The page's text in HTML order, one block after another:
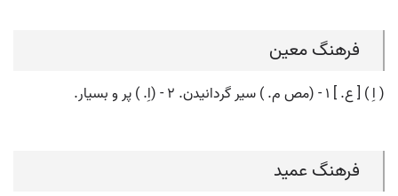
فرهنگ معین
( اِ ) [ ع. ] ۱ - (مص م. ) سیر گردانیدن. ۲ - (اِ. ) پر و بسیار.
فرهنگ عمید